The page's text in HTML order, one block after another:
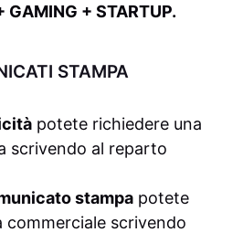
GAMING + STARTUP.
STAMPA
potete richiedere una
scrivendo al reparto
stampa potete
scrivendo